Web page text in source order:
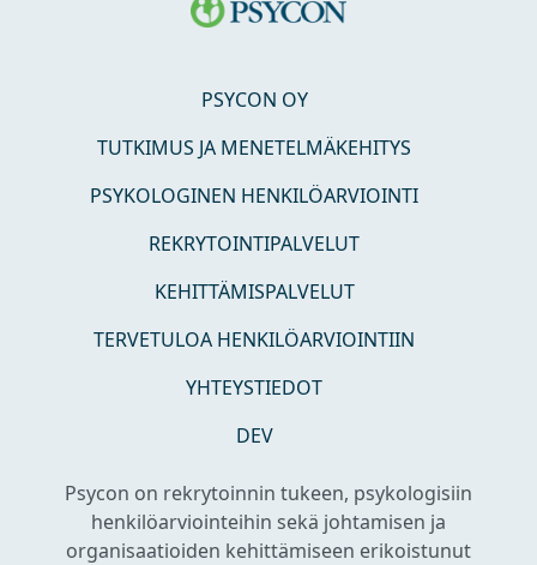
PSYCON OY
TUTKIMUS JA MENETELMÄKEHITYS
PSYKOLOGINEN HENKILÖARVIOINTI
REKRYTOINTIPALVELUT
KEHITTÄMISPALVELUT
TERVETULOA HENKILÖARVIOINTIIN
YHTEYSTIEDOT
DEV
Psycon on rekrytoinnin tukeen, psykologisiin
henkilöarviointeihin sekä johtamisen ja
organisaatioiden kehittämiseen erikoistunut